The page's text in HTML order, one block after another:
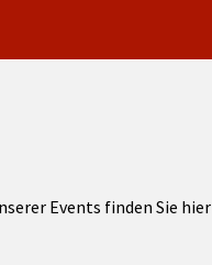
Events finden Sie hier